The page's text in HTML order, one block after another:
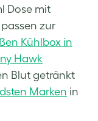
Dose mit
zur
Kühlbox in
Hawk
Blut getränkt
Marken in